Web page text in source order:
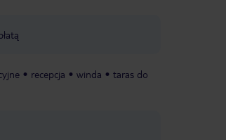
recepcja winda
taras do